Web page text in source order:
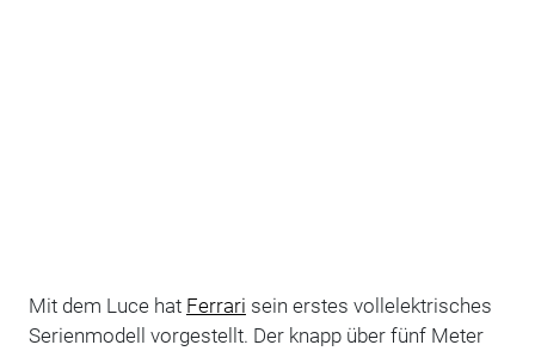
Mit dem Luce hat Ferrari sein erstes vollelektrisches
Serienmodell vorgestellt. Der knapp über fünf Meter